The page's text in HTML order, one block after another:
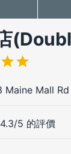
Maine Mall Rd
5 的評價